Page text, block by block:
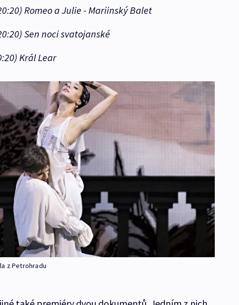
Romeo a Julie - Mariinský Balet
Sen noci svatojanské
Král Lear
z Petrohradu